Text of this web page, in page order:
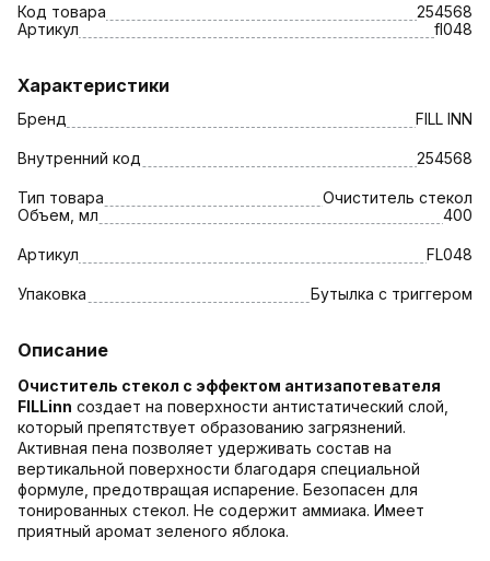
Код товара
254568
Артикул
fl048
Характеристики
Бренд FILL INN
Внутренний код 254568
Тип товара
Очиститель стекол
Объем, мл
400
Артикул FL048
Упаковка Бутылка с триггером
Описание
Очиститель стекол с эффектом антизапотевателя
FILLinn создает на поверхности антистатический слой,
который препятствует образованию загрязнений.
Активная пена позволяет удерживать состав на
вертикальной поверхности благодаря специальной
формуле, предотвращая испарение. Безопасен для
тонированных стекол. Не содержит аммиака. Имеет
приятный аромат зеленого яблока.